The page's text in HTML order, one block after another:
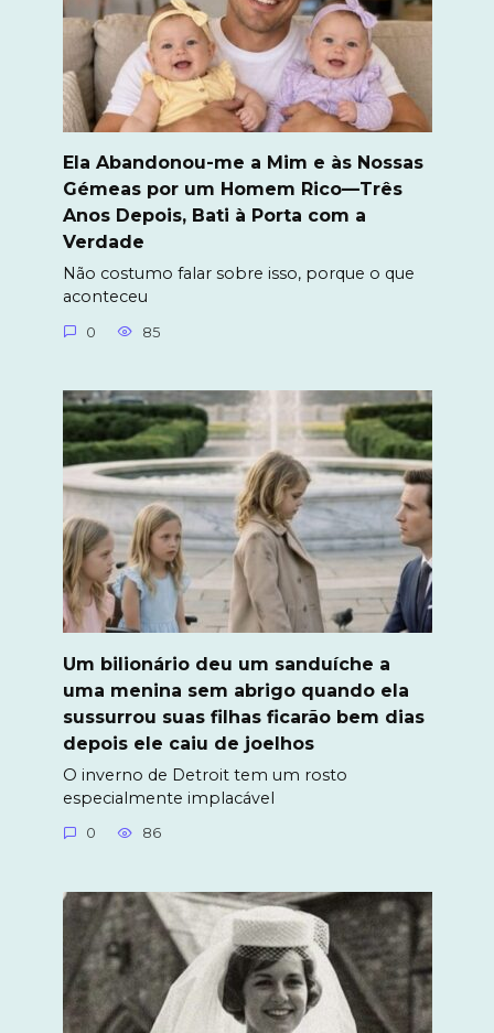
Ela Abandonou-me a Mim e às Nossas
Gémeas por um Homem Rico—Três
Anos Depois, Bati à Porta com a
Verdade
Não costumo falar sobre isso, porque o que
aconteceu
0 85
Um bilionário deu um sanduíche a
uma menina sem abrigo quando ela
sussurrou suas filhas ficarão bem dias
depois ele caiu de joelhos
O inverno de Detroit tem um rosto
especialmente implacável
0 86